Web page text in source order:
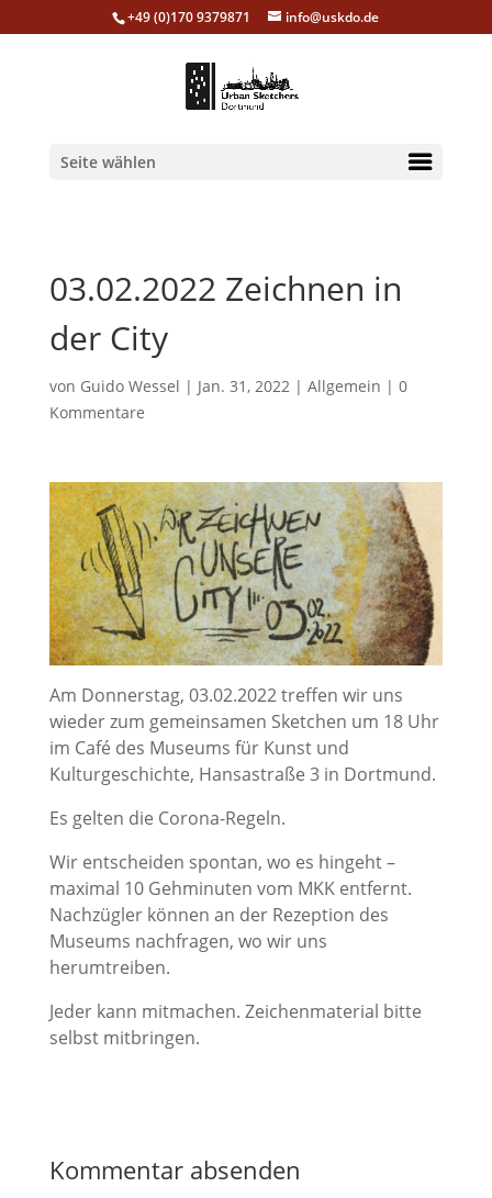
+49 (0)170 9379871 info@uskdo.de
Seite wählen
03.02.2022 Zeichnen in
der City
von Guido Wessel | Jan. 31, 2022| Allgemein | 0
Kommentare
Am Donnerstag, 03.02.2022 treffen wir uns
wieder zum gemeinsamen Sketchen um 18 Uhr
im Café des Museums für Kunst und
Kulturgeschichte, Hansastraße 3 in Dortmund.
Es gelten die Corona-Regeln.
Wir entscheiden spontan, wo es hingeht –
maximal 10 Gehminuten vom MKK entfernt.
Nachzügler können an der Rezeption des
Museums nachfragen, wo wir uns
herumtreiben.
Jeder kann mitmachen. Zeichenmaterial bitte
selbst mitbringen.
Kommentar absenden